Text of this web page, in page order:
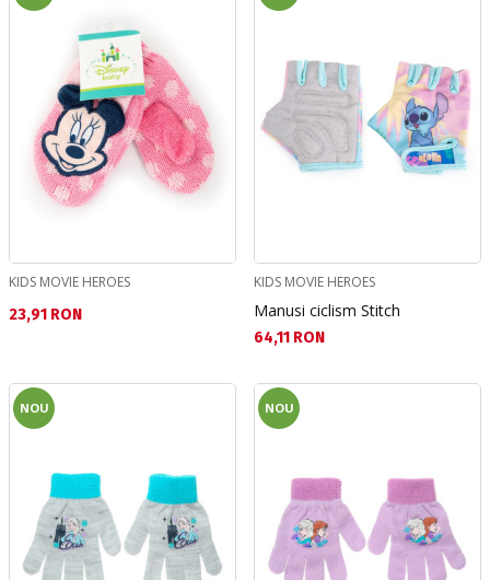
KIDS MOVIE HEROES
Текуща цена:
23,91 RON
KIDS MOVIE HEROES
Manusi ciclism Stitch
Текуща цена:
64,11 RON
NOU NOU